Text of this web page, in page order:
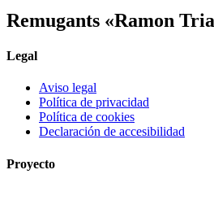
Remugants «Ramon
Legal
Aviso legal
Política de privacidad
Política de cookies
Declaración de accesibilidad
Proyecto